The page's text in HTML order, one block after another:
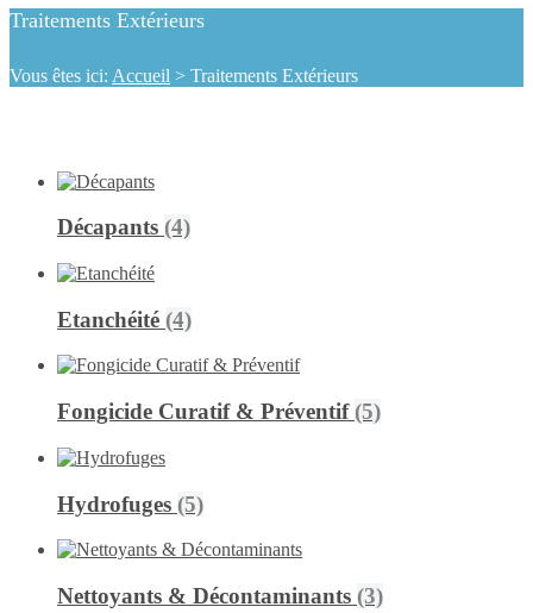
Traitements Extérieurs
Vous êtes ici: Accueil > Traitements Extérieurs
Décapants (4)
Etanchéité (4)
Fongicide Curatif & Préventif (5)
Hydrofuges (5)
Nettoyants & Décontaminants (3)